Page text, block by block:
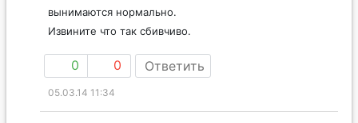
вынимаются нормально.
Извините что так сбивчиво.
0 0 Ответить
05.03.14 11:34